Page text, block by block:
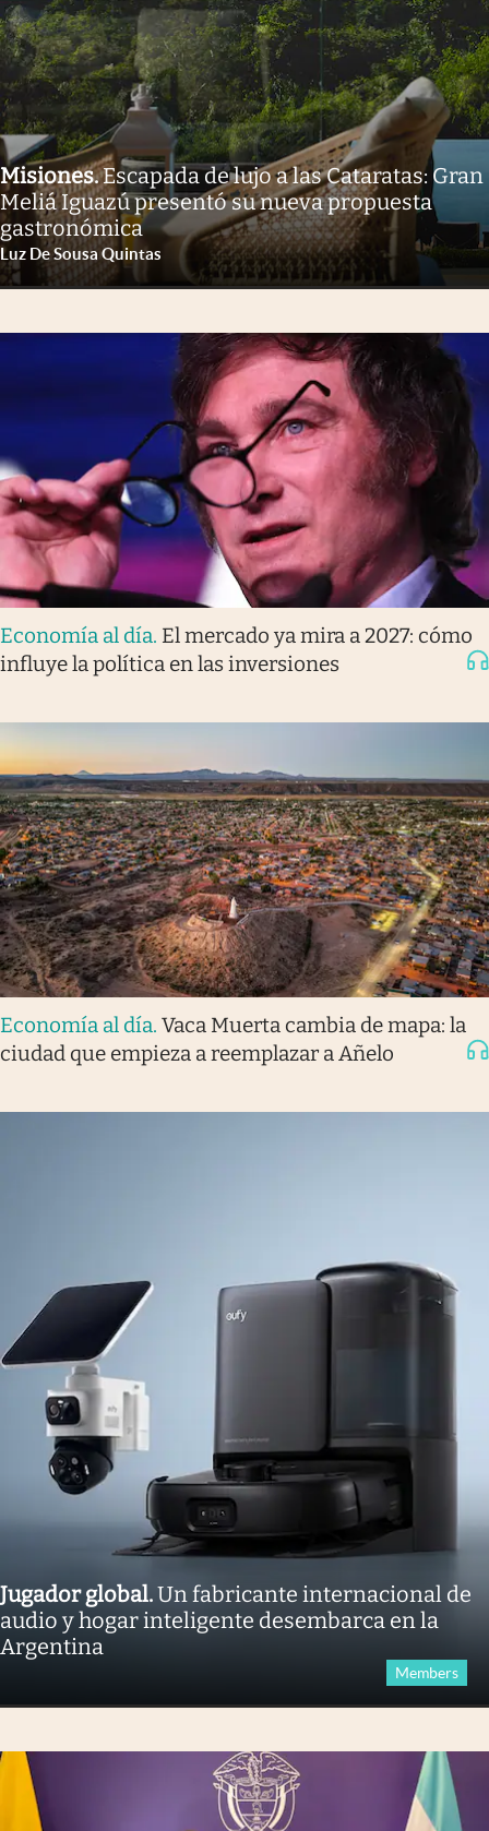
Misiones.Escapada de lujo a las Cataratas: Gran
Meliá Iguazú presentó su nueva propuesta
gastronómica
Luz De Sousa Quintas
Economía al día. El mercado ya mira a 2027: cómo
influye la política en las inversiones
Economía al día. Vaca Muerta cambia de mapa: la
ciudad que empieza a reemplazar a Añelo
Jugador global.Un fabricante internacional de
audio y hogar inteligente desembarca en la
Argentina
Members